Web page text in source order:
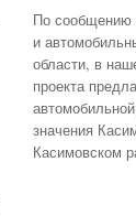
По сообщению
и
области, в
проекта
значения
Касимовском